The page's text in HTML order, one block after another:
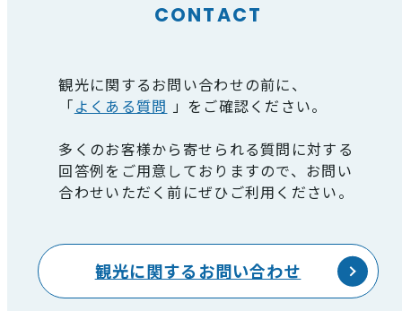
CONTACT
観光に関するお問い合わせの前に、
「よくある質問 」をご確認ください。
多くのお客様から寄せられる質問に対する
回答例をご用意しておりますので、お問い
合わせいただく前にぜひご利用ください。
観光に関するお問い合わせ